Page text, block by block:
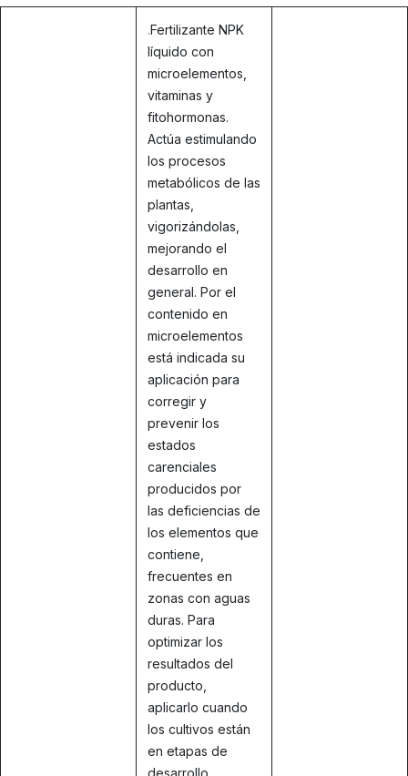
.Fertilizante NPK
líquido con
microelementos,
vitaminas y
fitohormonas.
Actúa estimulando
los procesos
metabólicos de las
plantas,
vigorizándolas,
mejorando el
desarrollo en
general. Por el
contenido en
microelementos
está indicada su
aplicación para
corregir y
prevenir los
estados
carenciales
producidos por
las deficiencias de
los elementos que
contiene,
frecuentes en
zonas con aguas
duras. Para
optimizar los
resultados del
producto,
aplicarlo cuando
los cultivos están
en etapas de
desarrollo